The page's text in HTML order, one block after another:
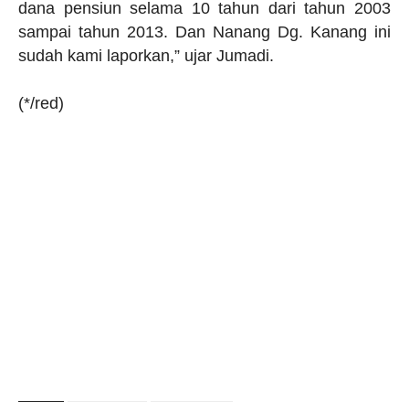
dana pensiun selama 10 tahun dari tahun 2003
sampai tahun 2013. Dan Nanang Dg. Kanang ini
sudah kami laporkan,” ujar Jumadi.
(*/red)